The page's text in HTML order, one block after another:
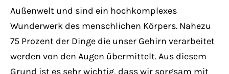
Have any questions?
Drop us a line
info@yourdomain.com
Außenwelt und sind ein hochkomplexes
Wunderwerk des menschlichen Körpers. Nahezu
75 Prozent der Dinge die unser Gehirn verarbeitet
werden von den Augen übermittelt. Aus diesem
Grund ist es sehr wichtig, dass wir sorgsam mit